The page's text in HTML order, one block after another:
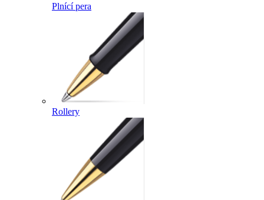
Plnící pera
Rollery